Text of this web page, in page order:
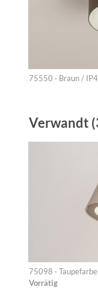
75550 · Braun /
Verwandt
75098 ·
Vorrätig